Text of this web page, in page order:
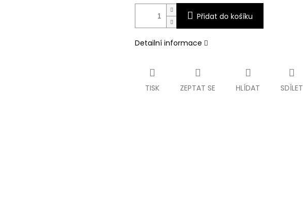
Přidat do košíku
Detailní informace
TISK ZEPTAT SE HLÍDAT SDÍLET